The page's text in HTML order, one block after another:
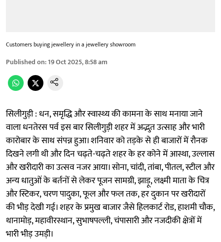
Customers buying jewellery in a jewellery showroom
Published on:19 Oct 2025, 8:58 am
सिलीगुड़ी : धन, समृद्धि और स्वास्थ्य की कामना के साथ मनाया जाने
वाला धनतेरस पर्व इस बार सिलीगुड़ी शहर में अद्भुत उत्साह और भारी
कारोबार के साथ संपन्न हुआ। शनिवार को तड़के से ही बाजारों में रौनक
दिखने लगी थी और दिन चढ़ते-चढ़ते शहर के हर कोने में आस्था, उल्लास
और खरीदारी का उत्सव नजर आया। सोना, चांदी, तांबा, पीतल, स्टील और
अन्य धातुओं के बर्तनों से लेकर पूजन सामग्री, झाड़ू, लक्ष्मी माता के चित्र
और स्टिकर, चरण पादुका, फूल और फल तक, हर दुकान पर खरीदारों
की भीड़ देखी गई। शहर के प्रमुख बाजार जैसे हिलकार्ट रोड, हाशमी चौक,
थानामोड़, महावीरस्थान, सुभाषपल्ली, चंपासारी और नजदीकी क्षेत्रों में
भारी भीड़ उमड़ी।